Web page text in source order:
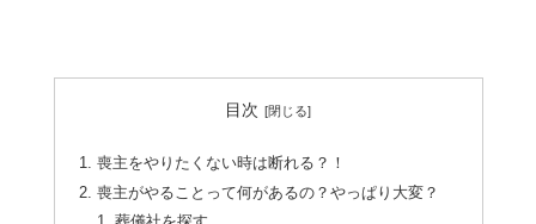
目次
喪主をやりたくない時は断れる？！
喪主がやることって何があるの？やっぱり大変？